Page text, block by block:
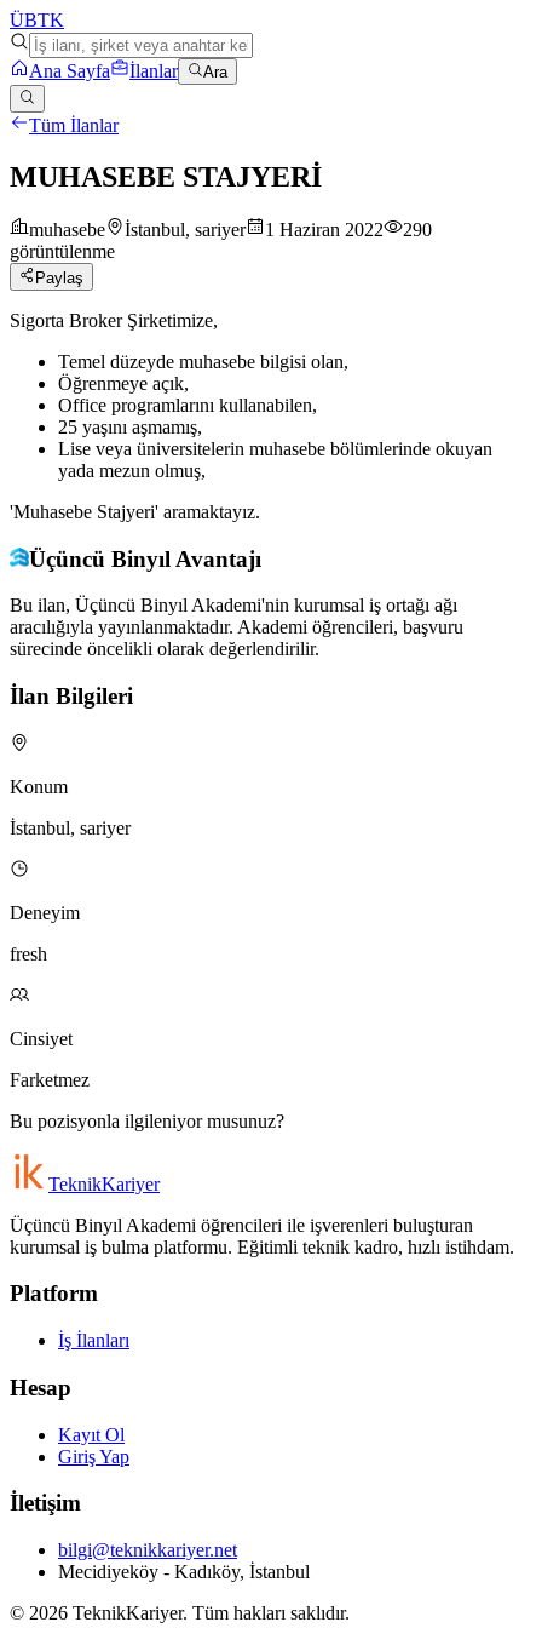
ÜBTK
Ana Sayfa İlanlar Ara
Tüm İlanlar
MUHASEBE STAJYERİ
muhasebe İstanbul, sariyer 1 Haziran 2022
290
görüntülenme
Paylaş
Sigorta Broker Şirketimize,
Temel düzeyde muhasebe bilgisi olan,
Öğrenmeye açık,
Office programlarını kullanabilen,
25 yaşını aşmamış,
Lise veya üniversitelerin muhasebe bölümlerinde okuyan
yada mezun olmuş,
'Muhasebe Stajyeri' aramaktayız.
Üçüncü Binyıl Avantajı
Bu ilan, Üçüncü Binyıl Akademi'nin kurumsal iş ortağı ağı
aracılığıyla yayınlanmaktadır. Akademi öğrencileri, başvuru
sürecinde öncelikli olarak değerlendirilir.
İlan Bilgileri
Konum
İstanbul, sariyer
Deneyim
fresh
Cinsiyet
Farketmez
Bu pozisyonla ilgileniyor musunuz?
TeknikKariyer
Üçüncü Binyıl Akademi öğrencileri ile işverenleri buluşturan
kurumsal iş bulma platformu. Eğitimli teknik kadro, hızlı istihdam.
Platform
İş İlanları
Hesap
Kayıt Ol
Giriş Yap
İletişim
bilgi@teknikkariyer.net
Mecidiyeköy - Kadıköy, İstanbul
© 2026 TeknikKariyer. Tüm hakları saklıdır.